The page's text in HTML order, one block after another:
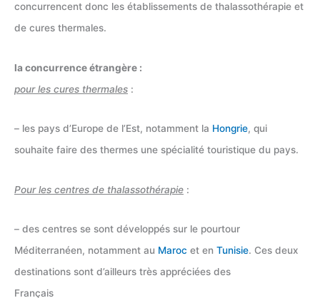
concurrencent donc les établissements de thalassothérapie et
de cures thermales.
la concurrence étrangère :
pour les cures thermales :
– les pays d’Europe de l’Est, notamment la Hongrie, qui
souhaite faire des thermes une spécialité touristique du pays.
Pour les centres de thalassothérapie :
– des centres se sont développés sur le pourtour
Méditerranéen, notamment au Maroc et en Tunisie. Ces deux
destinations sont d’ailleurs très appréciées des
Français